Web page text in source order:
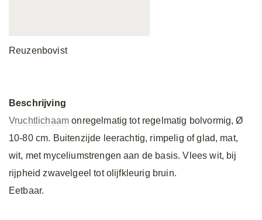
Reuzenbovist
Beschrijving
Vruchtlichaam onregelmatig tot regelmatig bolvormig, Ø
10-80 cm. Buitenzijde leerachtig, rimpelig of glad, mat,
wit, met myceliumstrengen aan de basis. Vlees wit, bij
rijpheid zwavelgeel tot olijfkleurig bruin.
Eetbaar.